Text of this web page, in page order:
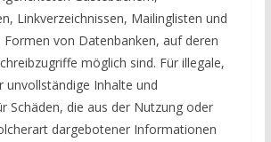
Linkverzeichnissen, Mailinglisten und
Formen von Datenbanken, auf deren
möglich sind. Für illegale,
unvollständige Inhalte und
Schäden, die aus der Nutzung oder
dargebotener Informationen